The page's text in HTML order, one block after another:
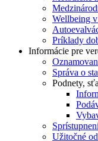
Wellbeing
Príklady
Informácie pre
Správa o
Podnety,
Užitočné